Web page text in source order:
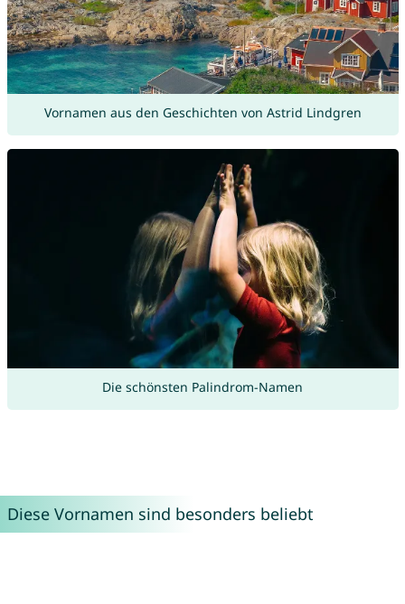
Vornamen aus den Geschichten von Astrid Lindgren
Die schönsten Palindrom-Namen
Diese Vornamen sind besonders beliebt